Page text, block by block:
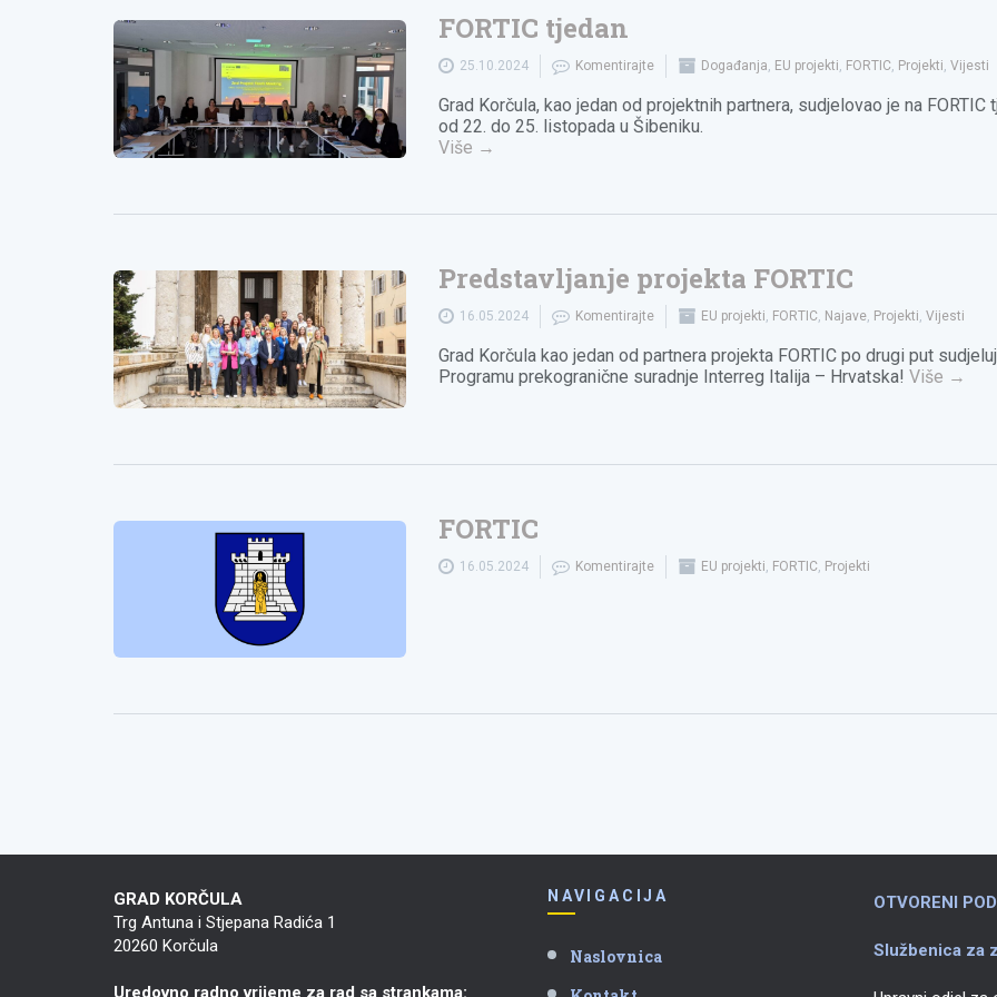
FORTIC tjedan
25.10.2024 Komentirajte Događanja, EU projekti, FORTIC, Projekti,Vijesti
Grad Korčula, kao jedan od projektnih partnera, sudjelovao je na FORTIC
od 22. do 25. listopada u Šibeniku.
Više →
Predstavljanje projekta FORTIC
16.05.2024 Komentirajte EU projekti, FORTIC, Najave, Projekti,Vijesti
Grad Korčula kao jedan od partnera projekta FORTIC po drugi put
Programu prekogranične suradnje Interreg Italija – Hrvatska!Više →
FORTIC
16.05.2024 Komentirajte EU projekti FORTIC Projekti
GRAD KORČULA
Trg Antuna i Stjepana Radića 1
20260 Korčula
Uredovno radno vrijeme za rad sa strankama:
NAVIGACIJA
Naslovnica
OTVORENI
Službenica za